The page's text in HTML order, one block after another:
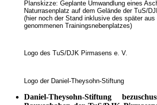
Planskizze: Geplante Umwandlung eines
Naturrasenplatz auf dem Gelände der TuS/
(hier noch der Stand inklusive des später aus
genommenen Trainingsnebenplatzes)
Logo des TuS/DJK Pirmasens e. V.
Logo der Daniel-Theysohn-Stiftung
Daniel-Theysohn-Stiftung